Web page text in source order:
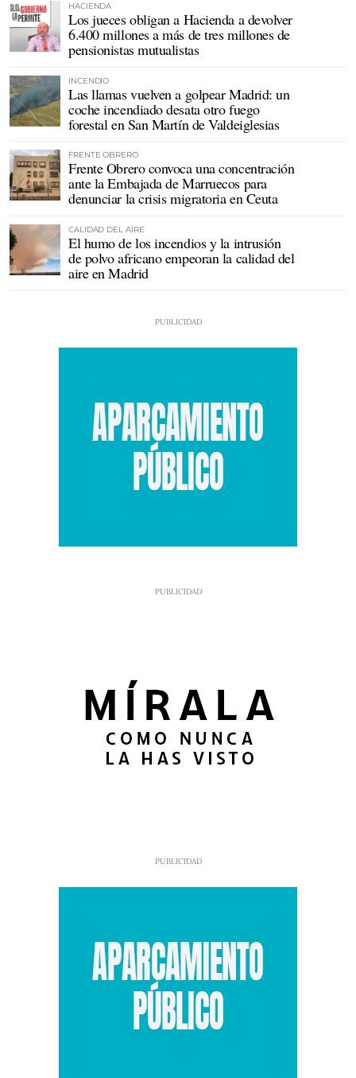
HACIENDA
Los jueces obligan a Hacienda a devolver
6.400 millones a más de tres millones de
pensionistas mutualistas
INCENDIO
Las llamas vuelven a golpear Madrid: un
coche incendiado desata otro fuego
forestal en San Martín de Valdeiglesias
FRENTE OBRERO
Frente Obrero convoca una concentración
ante la Embajada de Marruecos para
denunciar la crisis migratoria en Ceuta
CALIDAD DEL AIRE
El humo de los incendios y la intrusión
de polvo africano empeoran la calidad del
aire en Madrid